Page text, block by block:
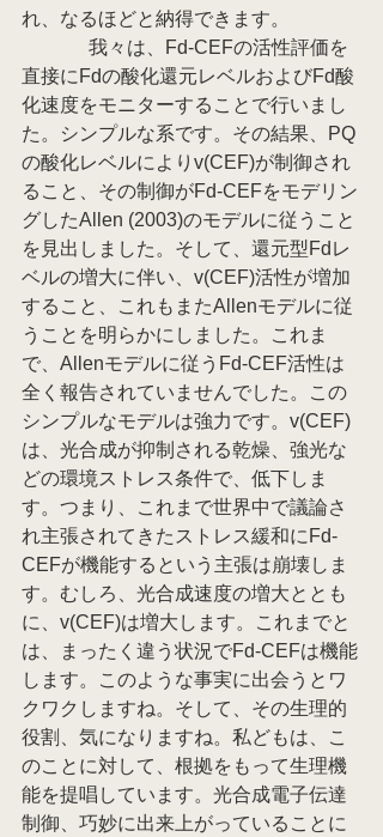
れ、なるほどと納得できます。
我々は、Fd-CEFの活性評価を
直接にFdの酸化還元レベルおよびFd酸
化速度をモニターすることで行いまし
た。シンプルな系です。その結果、PQ
の酸化レベルによりv(CEF)が制御され
ること、その制御がFd-CEFをモデリン
グしたAllen (2003)のモデルに従うこと
を見出しました。そして、還元型Fdレ
ベルの増大に伴い、v(CEF)活性が増加
すること、これもまたAllenモデルに従
うことを明らかにしました。これま
で、Allenモデルに従うFd-CEF活性は
全く報告されていませんでした。この
シンプルなモデルは強力です。v(CEF)
は、光合成が抑制される乾燥、強光な
どの環境ストレス条件で、低下しま
す。つまり、これまで世界中で議論さ
れ主張されてきたストレス緩和にFd-
CEFが機能するという主張は崩壊しま
す。むしろ、光合成速度の増大ととも
に、v(CEF)は増大します。これまでと
は、まったく違う状況でFd-CEFは機能
します。このような事実に出会うとワ
クワクしますね。そして、その生理的
役割、気になりますね。私どもは、こ
のことに対して、根拠をもって生理機
能を提唱しています。光合成電子伝達
制御、巧妙に出来上がっていることに